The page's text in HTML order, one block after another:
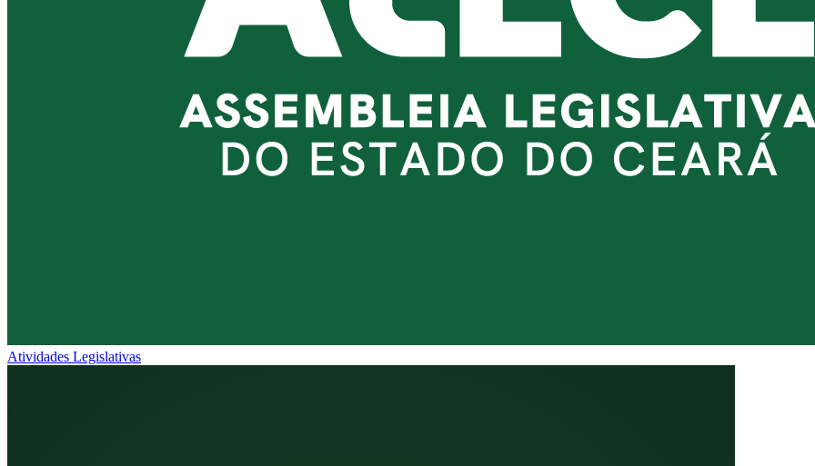
Atividades Legislativas